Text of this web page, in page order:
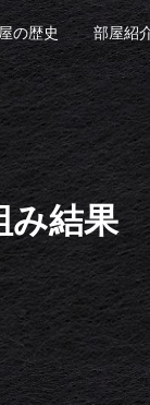
の歴史 部屋紹
み結果